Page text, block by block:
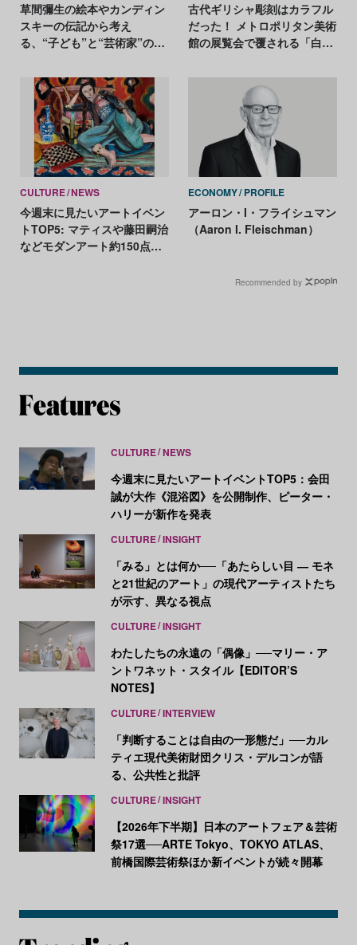
草間彌生の絵本やカンディン
スキーの伝記から考え
る、“子ども”と“芸術家”の表
古代ギリシャ彫刻はカラフル
だった！ メトロポリタン美術
館の展覧会で覆される「白さ
CULTURE NEWS
今週末に見たいアートイベン
トTOP5: マティスや藤田嗣治
などモダンアート約150点が
ECONOMY PROFILE
アーロン・I・フライシュマン
（Aaron I. Fleischman）
Recommended by
CULTURE NEWS
今週末に見たいアートイベントTOP5：会田
誠が大作《混浴図》を公開制作、ピーター・
ハリーが新作を発表
CULTURE INSIGHT
「みる」とは何か──「あたらしい目 ― モネ
と21世紀のアート」の現代アーティストたち
が示す、異なる視点
CULTURE INSIGHT
わたしたちの永遠の「偶像」──マリー・ア
ントワネット・スタイル【EDITOR’S
NOTES】
CULTURE INTERVIEW
「判断することは自由の一形態だ」──カル
ティエ現代美術財団クリス・デルコンが語
る、公共性と批評
CULTURE INSIGHT
【2026年下半期】日本のアートフェア＆芸術
祭17選──ARTE Tokyo、TOKYO ATLAS、
前橋国際芸術祭ほか新イベントが続々開幕